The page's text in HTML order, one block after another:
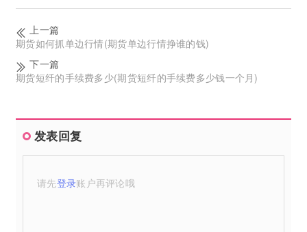
上一篇
期货如何抓单边行情(期货单边行情挣谁的钱)
下一篇
期货短纤的手续费多少(期货短纤的手续费多少钱一个月)
发表回复
请先登录账户再评论哦